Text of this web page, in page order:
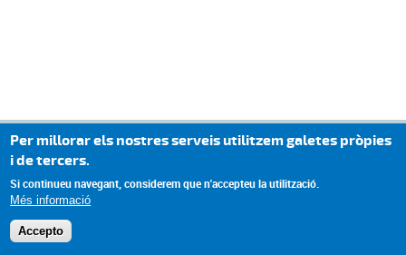
Per millorar els nostres serveis utilitzem galetes pròpies
i de tercers.
Si continueu navegant, considerem que n'accepteu la utilització.
Més informació
Accepto